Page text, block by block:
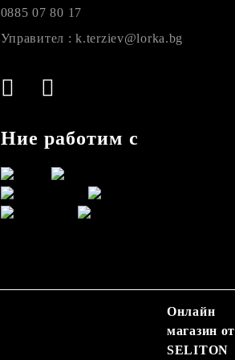
0885 07 80 17
Управител : k.terziev@lorka.bg
Ние работим с
Онлайн
магазин от
SELITON